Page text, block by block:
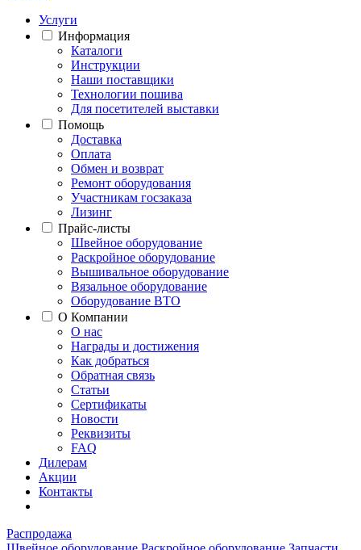
Услуги
Информация
Каталоги
Инструкции
Наши поставщики
Технологии пошива
Для посетителей выставки
Помощь
Доставка
Оплата
Обмен и возврат
Ремонт оборудования
Участникам госзаказа
Лизинг
Прайс-листы
Швейное оборудование
Раскройное оборудование
Вышивальное оборудование
Вязальное оборудование
Оборудование ВТО
О Компании
О нас
Награды и достижения
Как добраться
Обратная связь
Статьи
Сертификаты
Новости
Реквизиты
FAQ
Дилерам
Акции
Контакты
Распродажа